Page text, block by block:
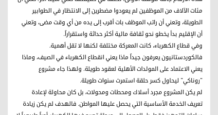
مئات الآلاف من الموظفين لم يعودوا مضطرين إلى الانتظار في الطوابير
الطويلة، وتعني أن راتب الموظف بات أقرب إلى يده من أي وقت مضى، وتعني
أن الإقليم بدأ يخطو نحو ثقافة مالية أكثر حداثة واستقراراً.
وفي قطاع الكهرباء، كانت المعركة مختلفة لكنها لا تقل أهمية.
فالكوردستانيون يعرفون جيداً ماذا يعني انقطاع الكهرباء في الصيف، وماذا
يعني الاعتماد على المولدات الأهلية لعقود طويلة. ولهذا جاء مشروع
"روناكي" ليحاول كسر حلقة استمرت سنوات طويلة.
لم يكن المشروع مجرد أسلاك ومحطات ومحولات، بل كان محاولة لإعادة
تعريف الخدمة الأساسية التي يحصل عليها المواطن. فالهدف لم يكن زيادة